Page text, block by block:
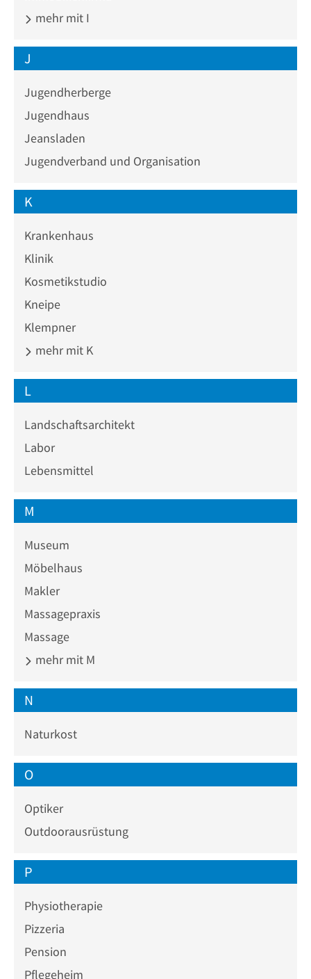
mehr mit I
J
Jugendherberge
Jugendhaus
Jeansladen
Jugendverband und Organisation
K
Krankenhaus
Klinik
Kosmetikstudio
Kneipe
Klempner
mehr mit K
L
Landschaftsarchitekt
Labor
Lebensmittel
M
Museum
Möbelhaus
Makler
Massagepraxis
Massage
mehr mit M
N
Naturkost
O
Optiker
Outdoorausrüstung
P
Physiotherapie
Pizzeria
Pension
Pflegeheim